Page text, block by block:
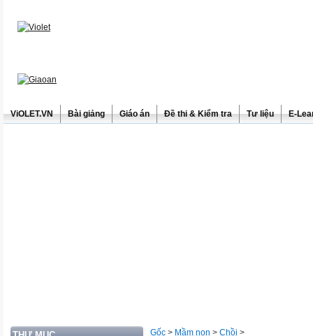
ViOLET.VN Bài giảng Giáo án Đề thi & Kiểm tra Tư liệu E-
Gốc > Mầm non > Chồi >